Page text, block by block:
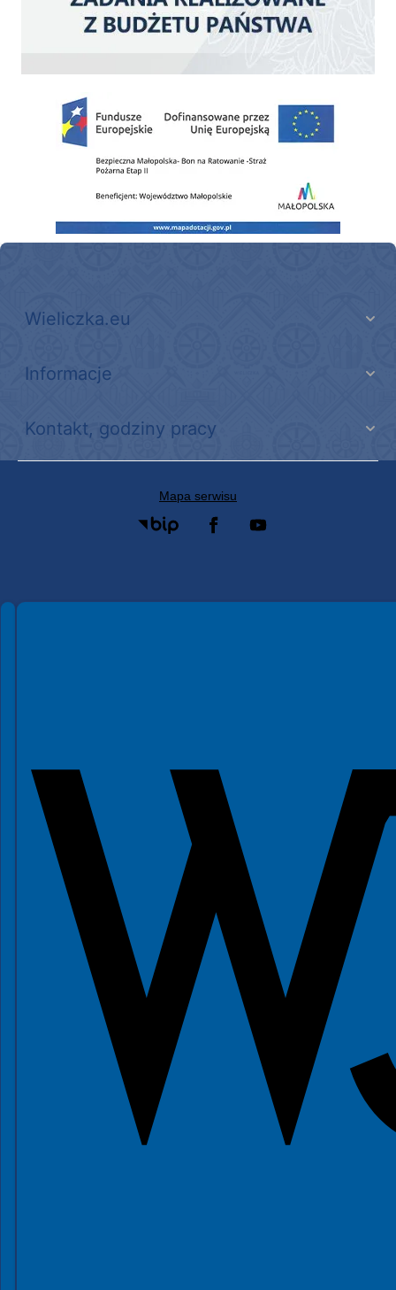
Zakup fabrycznie nowego, średniego samochodu ratowniczo-gaśniczego z
Wieliczka.eu
Informacje
Kontakt, godziny pracy
Mapa serwisu
Spełniamy standardy WCAG 2.2
Spełniamy standardy W3C